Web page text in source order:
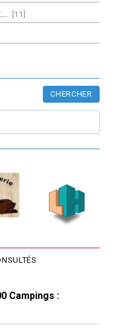
[11]
CHERCHER
Campings :